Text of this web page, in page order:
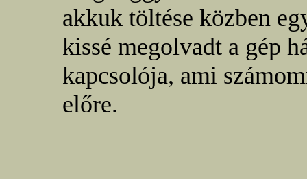
akkuk töltése közben
kissé megolvadt a gép
kapcsolója, ami
előre.